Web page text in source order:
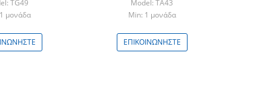
TG49
μονάδα
επίδειξη
Model: TA43
Min: 1 μονάδα
ΕΠΙΚΟΙΝΩΝΉΣΤΕ